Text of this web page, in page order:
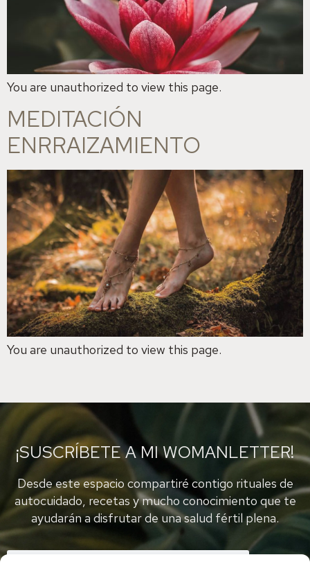
You are unauthorized to view this page.
MEDITACIÓN
ENRRAIZAMIENTO
You are unauthorized to view this page.
¡SUSCRÍBETE A MI WOMANLETTER!
Desde este espacio compartiré contigo rituales de
autocuidado, recetas y mucho conocimiento que te
ayudarán a disfrutar de una salud fértil plena.